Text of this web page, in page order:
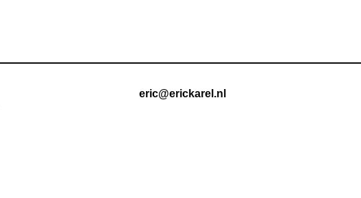
eric@erickarel.nl